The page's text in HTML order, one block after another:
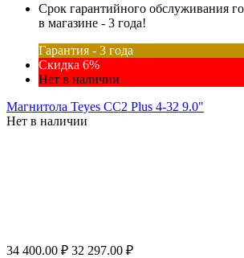
Срок гарантийного обслуживания
в магазине - 3 года!
Гарантия - 3 года
Скидка 6%
Нет в наличии
Магнитола Teyes CC2 Plus 4-32 9.0"
Нет в наличии
34 400.00 ₽ 32 297.00 ₽